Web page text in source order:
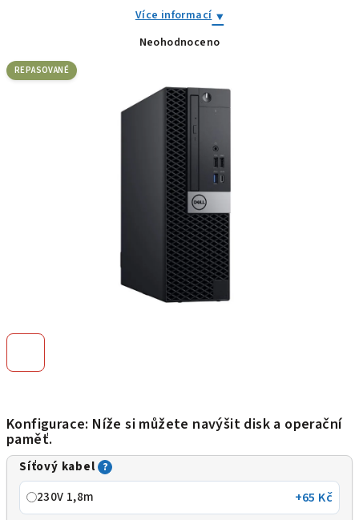
Konfigurace: Níže si můžete navýšit disk a operační
paměť.
Síťový kabel ?
230V 1,8m +65 Kč
Více informací
Průměrné
0,0
z
hvězdiček.
Neohodnoceno
REPASOVANÉ